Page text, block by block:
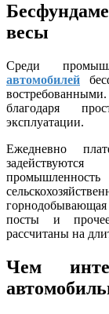
весы
Среди
автомобилей
благодаря
эксплуатации.
Ежедневно
посты и
рассчитаны на
Чем